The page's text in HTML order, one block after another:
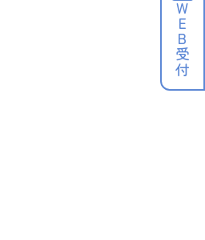
WEB受付